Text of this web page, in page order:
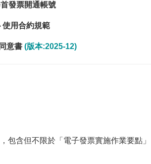
發票開通帳號
使用合約規範
意書(版本:2025-12)
包含但不限於「電子發票實施作業要點